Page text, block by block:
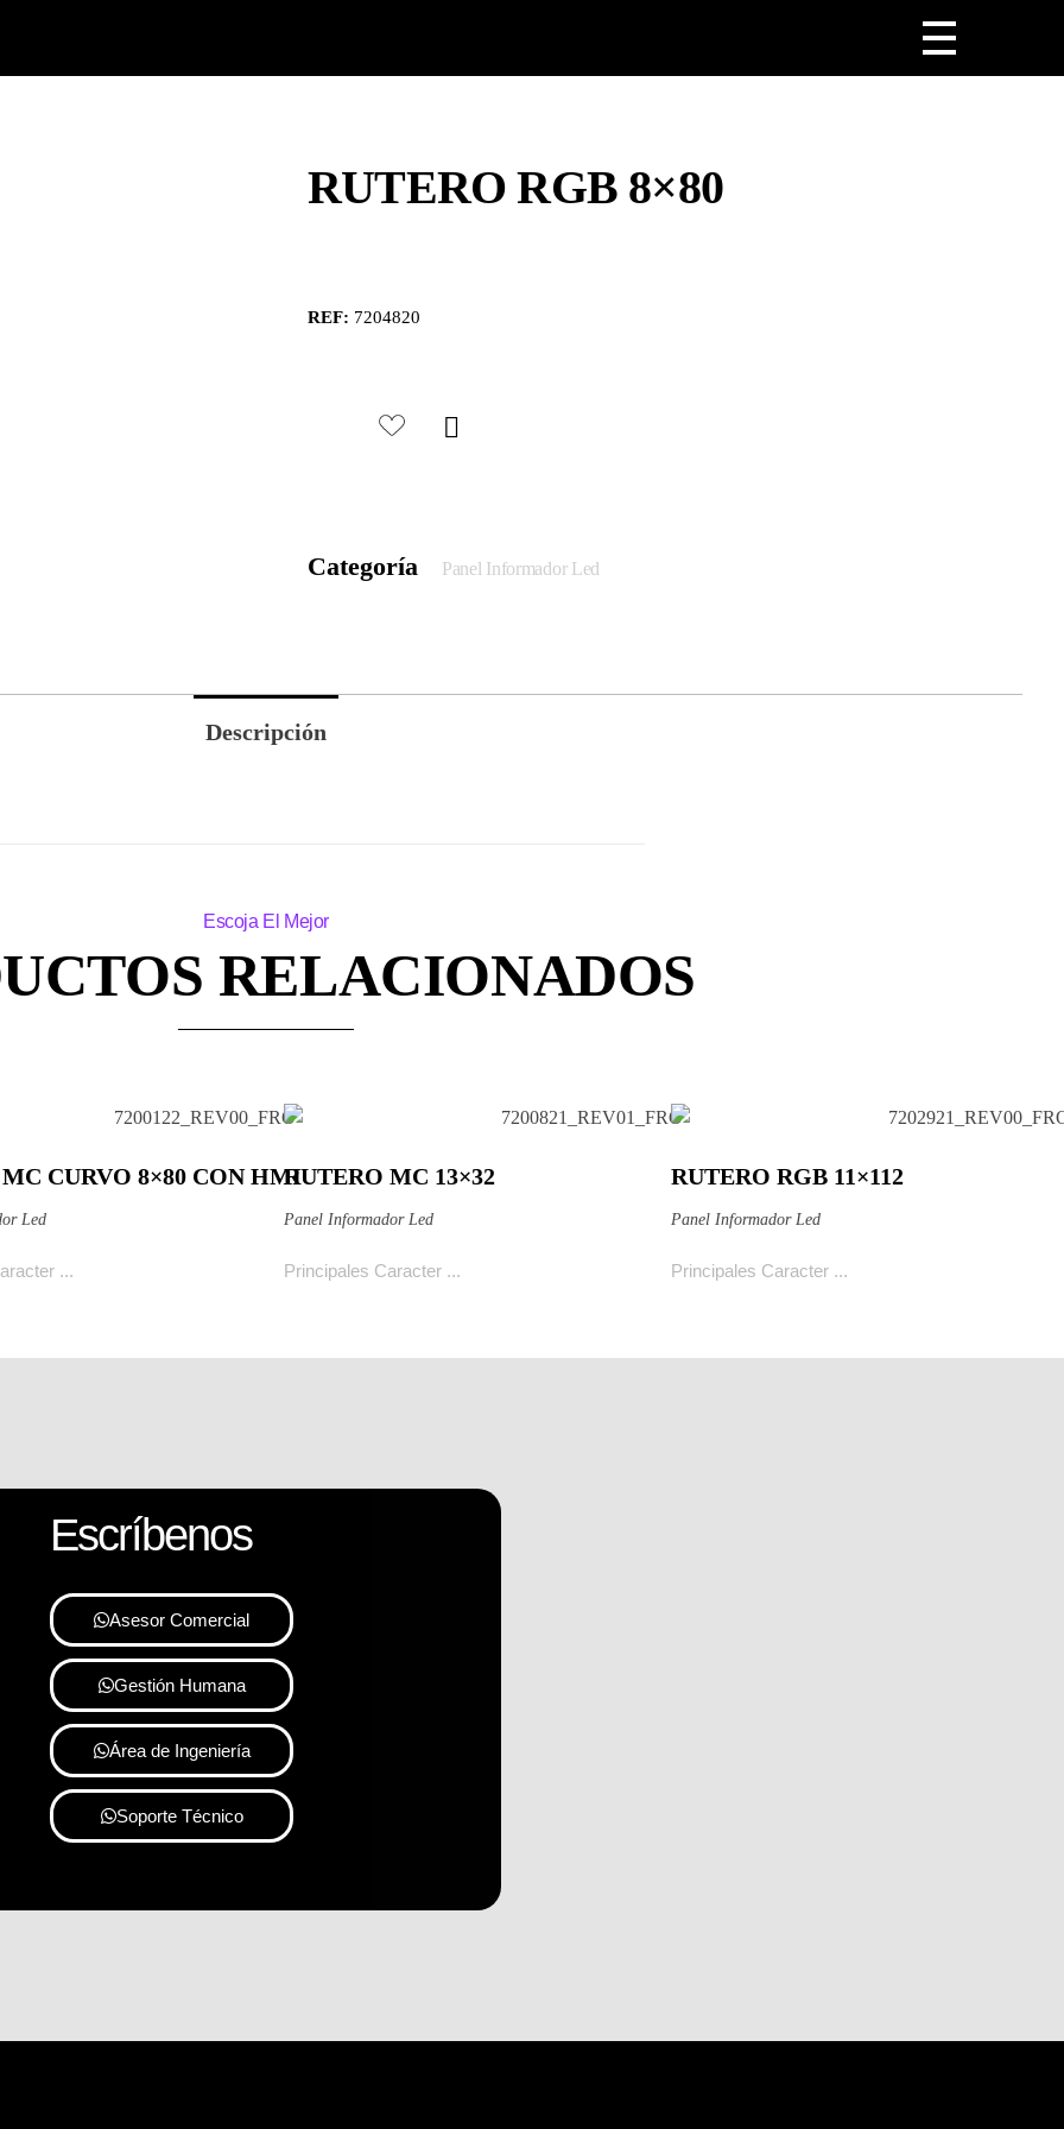
RUTERO RGB 8×80
REF: 7204820
Categoría Panel Informador Led
Descripción
RELACIONADOS
CURVO 8×80 CON HMI
Led
...
RUTERO MC 13×32
Panel Informador Led
Principales Caracter ...
Ver producto RUTERO RGB 11×112
Panel Informador Led
Principales Caracter ...
Ver producto
Escríbenos
Asesor Comercial
Gestión Humana
Área de Ingeniería
Soporte Técnico